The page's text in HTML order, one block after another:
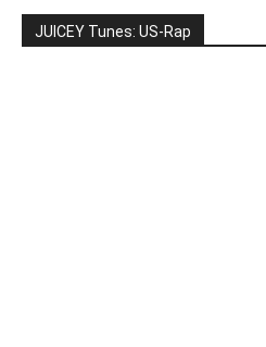
JUICEY Tunes: US-Rap